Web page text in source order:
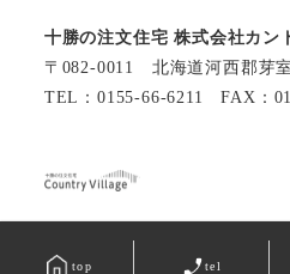
十勝の注文住宅 株式会社カン
〒082-0011 北海道河西郡芽
TEL：0155-66-6211 FAX：
©カントリーヴィレッジ
top tel